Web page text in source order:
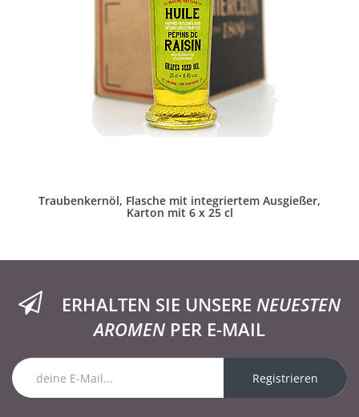
Traubenkernöl, Flasche mit integriertem Ausgießer,
Karton mit 6 x 25 cl
ERHALTEN SIE UNSERE NEUESTEN
AROMEN PER E-MAIL
Registrieren